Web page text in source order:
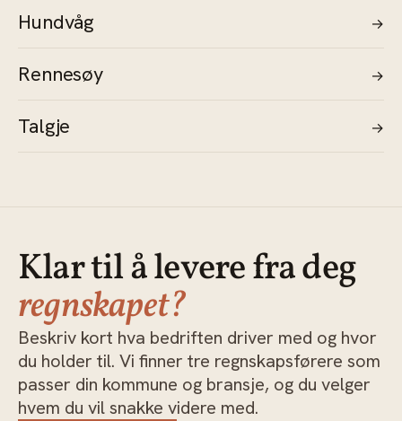
Hundvåg →
Rennesøy →
Talgje →
Klar til å levere fra deg
regnskapet?
Beskriv kort hva bedriften driver med og hvor
du holder til. Vi finner tre regnskapsførere som
passer din kommune og bransje, og du velger
hvem du vil snakke videre med.